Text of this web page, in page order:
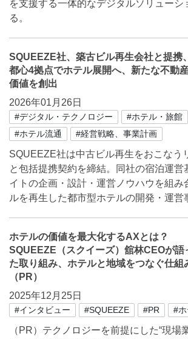
を支援する一体的なデジタルソリューシ
る。
SQUEEZE社、築古ビル再生会社と提携、
都心4拠点でホテル展開へ、新たな不動
価値を創出
2026年01月26日
#デジタル・テクノロジー
#ホテル・旅館
#ホテル流通
#経営戦略、事業計画
SQUEEZE社は中古ビル再生をおこなう
と包括提携契約を締結。同社の宿泊運営
イトの企画・設計・運営ノウハウを組み
ルを再生した都市型ホテルの開発・運営
ホテルの価値を最大化するAXとは？
SQUEEZE（スクイーズ）舘林CEOが語
た取り組み、ホテルと地域をつなぐ仕組
（PR）
2025年12月25日
#インタビュー #SQUEEZE #PR #
（PR）テクノロジーを前提にした“現場